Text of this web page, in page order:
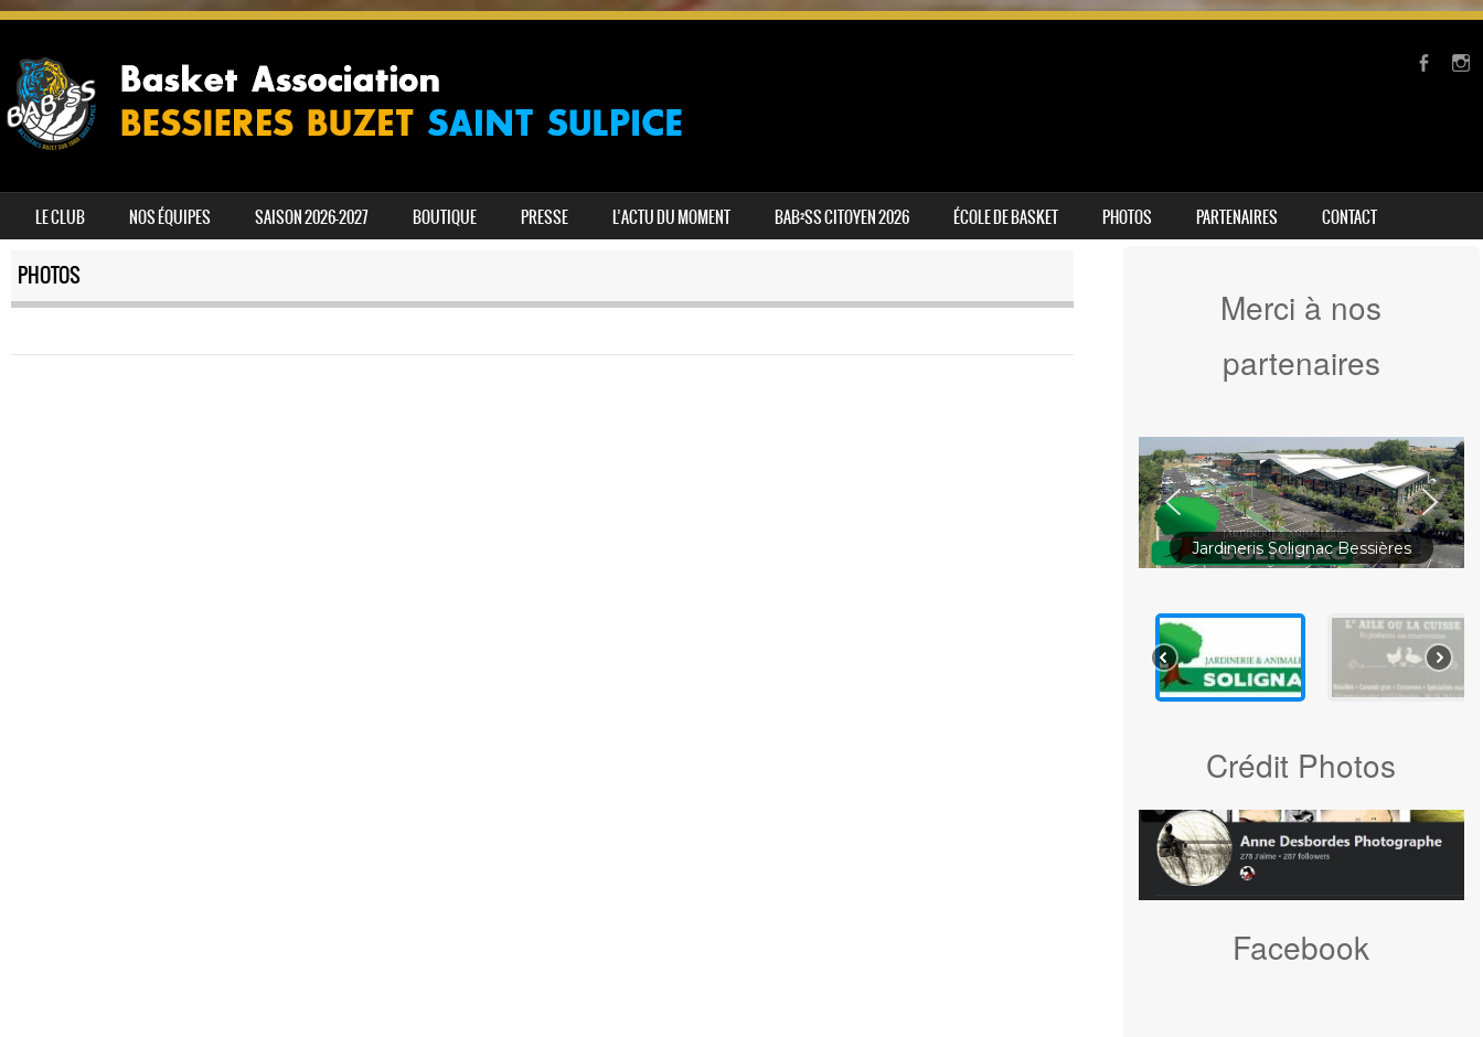
MENU
SKIP TO CONTENT
LE CLUB NOS ÉQUIPES SAISON 2026-2027 BOUTIQUE PRESSE L’ACTU DU MOMENT BAB²SS CITOYEN 2026 ÉCOLE DE BASKET PHOTOS PARTENAIRES CONTACT
PHOTOS
Merci à nos
partenaires
Jardineris Solignac Bessières
Crédit Photos
Facebook